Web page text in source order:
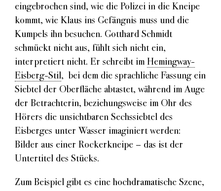
eingebrochen sind, wie die Polizei in die Kneipe
kommt, wie Klaus ins Gefängnis muss und die
Kumpels ihn besuchen. Gotthard Schmidt
schmückt nicht aus, fühlt sich nicht ein,
interpretiert nicht. Er schreibt im Hemingway-
Eisberg-Stil, bei dem die sprachliche Fassung ein
Siebtel der Oberfläche abtastet, während im Auge
der Betrachterin, beziehungsweise im Ohr des
Hörers die unsichtbaren Sechssiebtel des
Eisberges unter Wasser imaginiert werden:
Bilder aus einer Rockerkneipe – das ist der
Untertitel des Stücks.
Zum Beispiel gibt es eine hochdramatische Szene,